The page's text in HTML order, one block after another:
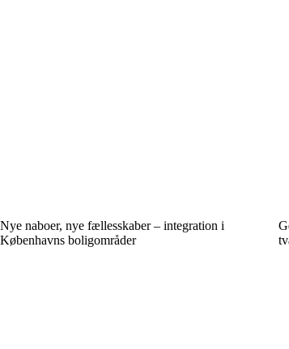
Nye naboer, nye fællesskaber – integration i
Københavns boligområder